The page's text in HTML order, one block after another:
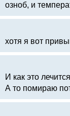
озноб, и
хотя я вот
И как это
А то помираю